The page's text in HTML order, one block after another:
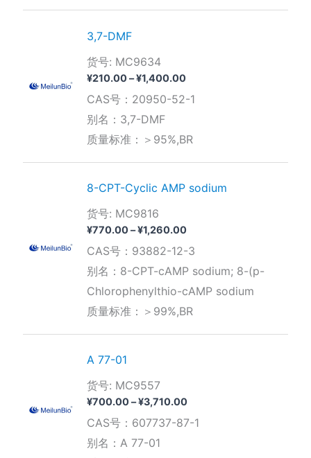
3,7-DMF
货号: MC9634
¥210.00–¥1,400.00价
范
至
CAS号：20950-52-1
别名：3,7-DMF
质量标准：＞95%,BR
8-CPT-Cyclic AMP sodium
货号: MC9816
¥770.00–¥1,260.00价
范
围：
¥770.00
至
CAS号：93882-12-3
别名：8-CPT-cAMP sodium; 8-(p-
Chlorophenylthio-cAMP sodium
质量标准：＞99%,BR
A 77-01
货号: MC9557
¥700.00–¥3,710.00价
范
CAS号：607737-87-1
别名：A 77-01